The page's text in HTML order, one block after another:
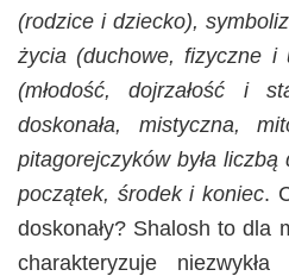
(rodzice i dziecko),
życia (duchowe, fizyczne i
(młodość, dojrzałość i
doskonała, mistyczna,
pitagorejczyków była liczbą
początek, środek i koniec.
doskonały? Shalosh to dla
charakteryzuje